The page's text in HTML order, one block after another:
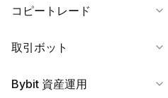
コピートレード
取引ボット
Bybit 資産運用